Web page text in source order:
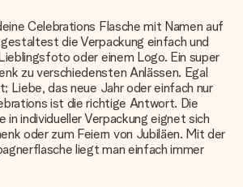
Celebrations Flasche mit Namen auf
die Verpackung einfach und
oder einem Logo. Ein super
zu verschiedensten Anlässen. Egal
Liebe, das neue Jahr oder einfach nur
ist die richtige Antwort. Die
in individueller Verpackung eignet sich
oder zum Feiern von Jubiläen. Mit der
liegt man einfach immer